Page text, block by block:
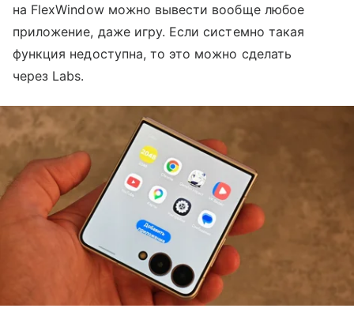
на FlexWindow можно вывести вообще любое
приложение, даже игру. Если системно такая
функция недоступна, то это можно сделать
через Labs.